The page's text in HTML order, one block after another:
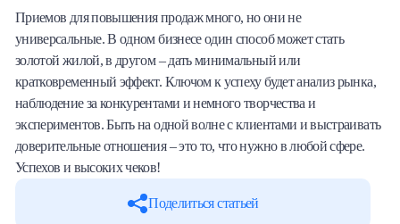
Приемов для повышения продаж много, но они не
универсальные. В одном бизнесе один способ может стать
золотой жилой, в другом – дать минимальный или
кратковременный эффект. Ключом к успеху будет анализ рынка,
наблюдение за конкурентами и немного творчества и
экспериментов. Быть на одной волне с клиентами и выстраивать
доверительные отношения – это то, что нужно в любой сфере.
Успехов и высоких чеков!
Поделиться статьей